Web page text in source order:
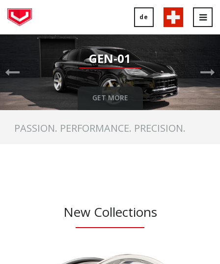
de
GEN-01
GET MORE
Previous
PASSION. PERFORMANCE. PRECISION.
New Collections